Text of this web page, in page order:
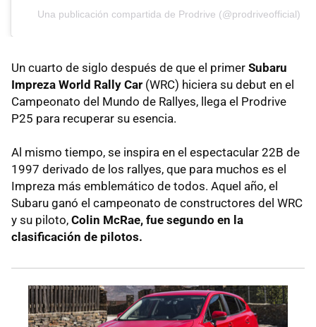
Una publicación compartida de Prodrive (@prodriveofficial)
Un cuarto de siglo después de que el primer Subaru
Impreza World Rally Car (WRC) hiciera su debut en el
Campeonato del Mundo de Rallyes, llega el Prodrive
P25 para recuperar su esencia.
Al mismo tiempo, se inspira en el espectacular 22B de
1997 derivado de los rallyes, que para muchos es el
Impreza más emblemático de todos. Aquel año, el
Subaru ganó el campeonato de constructores del WRC
y su piloto, Colin McRae, fue segundo en la
clasificación de pilotos.